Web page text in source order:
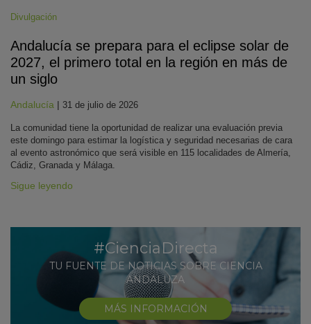
Divulgación
Andalucía se prepara para el eclipse solar de
2027, el primero total en la región en más de
un siglo
Andalucía | 31 de julio de 2026
La comunidad tiene la oportunidad de realizar una evaluación previa
este domingo para estimar la logística y seguridad necesarias de cara
al evento astronómico que será visible en 115 localidades de Almería,
Cádiz, Granada y Málaga.
Sigue leyendo
#CienciaDirecta
TU FUENTE DE NOTICIAS SOBRE CIENCIA
ANDALUZA
MÁS INFORMACIÓN